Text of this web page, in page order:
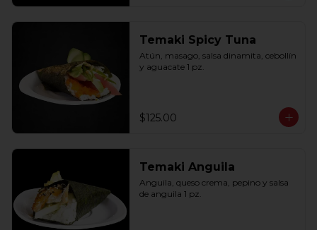
Temaki Spicy Tuna
Atún, masago, salsa dinamita, cebollín
y aguacate 1 pz.
$125.00
Temaki Anguila
Anguila, queso crema, pepino y salsa
de anguila 1 pz.